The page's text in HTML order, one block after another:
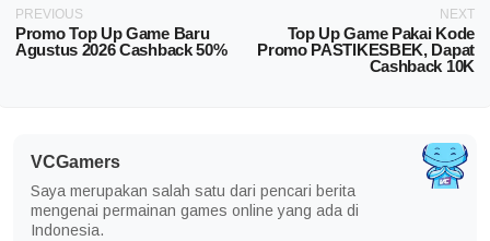
PREVIOUS
Promo Top Up Game Baru
Agustus 2026 Cashback 50%
NEXT
Top Up Game Pakai Kode
Promo PASTIKESBEK, Dapat
Cashback 10K
VCGamers
Saya merupakan salah satu dari pencari berita
mengenai permainan games online yang ada di
Indonesia.